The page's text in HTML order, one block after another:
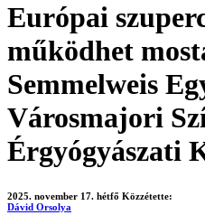
Európai
működhet
Semmelweis
Városmajori
Érgyógyászati
2025. november 17. hétfő Közzétette:
Dávid Orsolya